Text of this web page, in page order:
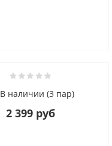
В наличии (3 пар)
2 399 руб